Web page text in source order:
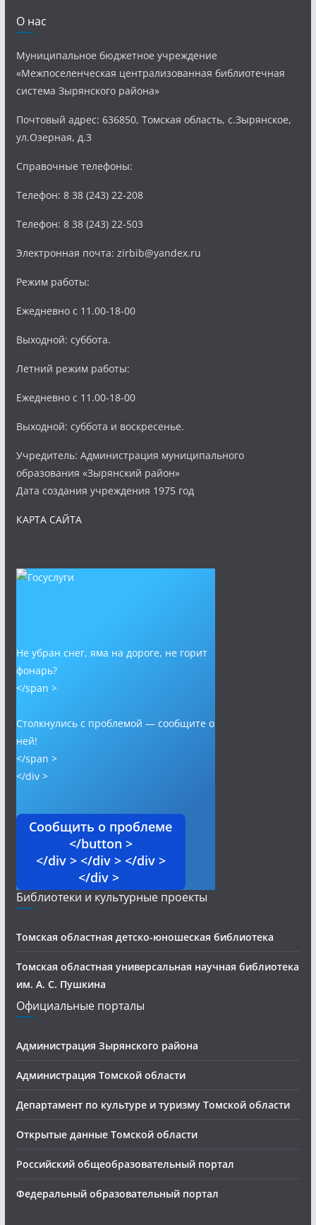
О нас
Муниципальное бюджетное учреждение
«Межпоселенческая централизованная библиотечная
система Зырянского района»
Почтовый адрес: 636850, Томская область, с.Зырянское,
ул.Озерная, д.3
Справочные телефоны:
Телефон: 8 38 (243) 22-208
Телефон: 8 38 (243) 22-503
Электронная почта: zirbib@yandex.ru
Режим работы:
Ежедневно с 11.00-18-00
Выходной: суббота.
Летний режим работы:
Ежедневно с 11.00-18-00
Выходной: суббота и воскресенье.
Учредитель: Администрация муниципального
образования «Зырянский район»
Дата создания учреждения 1975 год
КАРТА САЙТА
Не убран снег, яма на дороге, не горит
фонарь?
</span >
Столкнулись с проблемой — сообщите о
ней!
</span >
</div >
Сообщить о проблеме
</button >
</div > </div > </div >
</div >
Библиотеки и культурные проекты
Томская областная детско-юношеская библиотека
Томская областная универсальная научная библиотека
им. А. С. Пушкина
Официальные порталы
Администрация Зырянского района
Администрация Томской области
Департамент по культуре и туризму Томской области
Открытые данные Томской области
Российский общеобразовательный портал
Федеральный образовательный портал